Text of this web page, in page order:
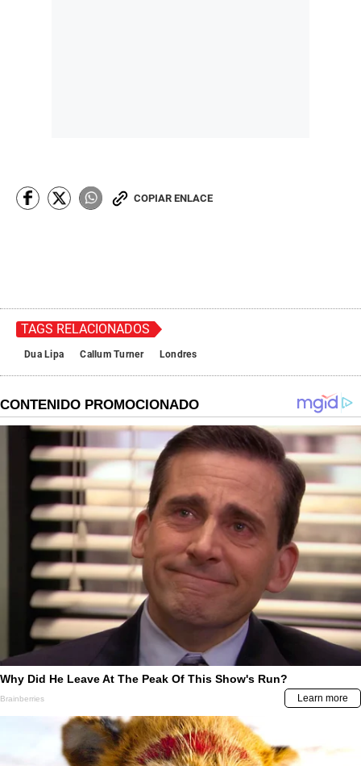
COPIAR ENLACE
TAGS RELACIONADOS
Dua Lipa Callum Turner Londres